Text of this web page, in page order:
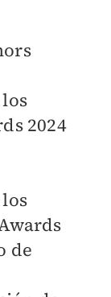
2024
de